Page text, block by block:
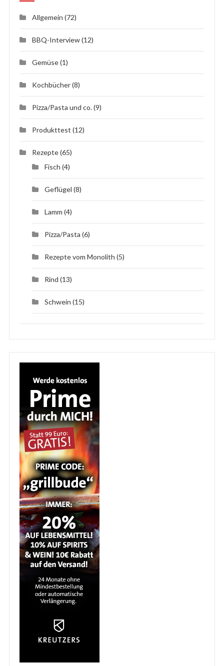
Allgemein (72)
BBQ-Interview(12)
Gemüse(1)
Kochbücher(8)
Pizza/Pasta und co.(9)
Produkttest (12)
Rezepte(65)
Fisch (4)
Geflügel (8)
Lamm (4)
Pizza/Pasta (6)
Rezepte vom Monolith (5)
Rind (13)
Schwein (15)